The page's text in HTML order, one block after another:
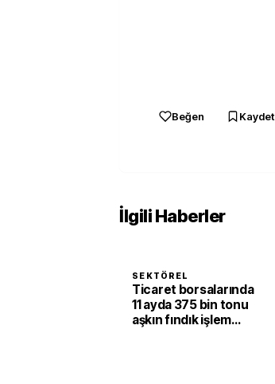
Beğen Kaydet
İlgili Haberler
SEKTÖREL
Ticaret borsalarında
11 ayda 375 bin tonu
aşkın fındık işlem